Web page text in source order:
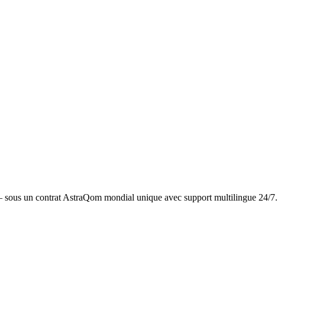
un contrat AstraQom mondial unique avec support multilingue 24/7.